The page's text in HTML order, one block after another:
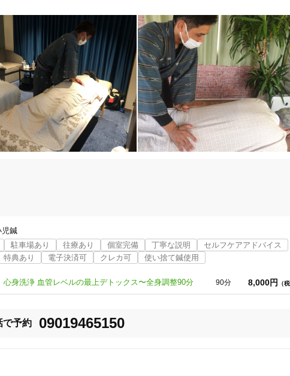
、鍼灸、そしてスポーツトレーナーの経験を通して、沢山の方の『体と健康』に
児鍼
駐車場あり 往療あり 個室完備 丁寧な説明
セルフケアアドバイス
特典あり 電子決済可 クレカ可 使い捨て鍼使用
心身洗浄 血管レベルの最上デトックス〜全身調整90分 90分 8,000円 （
で予約 09019465150